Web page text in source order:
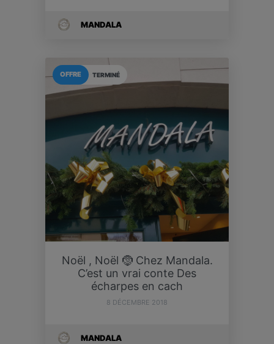
MANDALA
TERMINÉ
OFFRE
Noël , Noël 🤶 Chez Mandala.
C’est un vrai conte Des
écharpes en cach
8 DÉCEMBRE 2018
MANDALA